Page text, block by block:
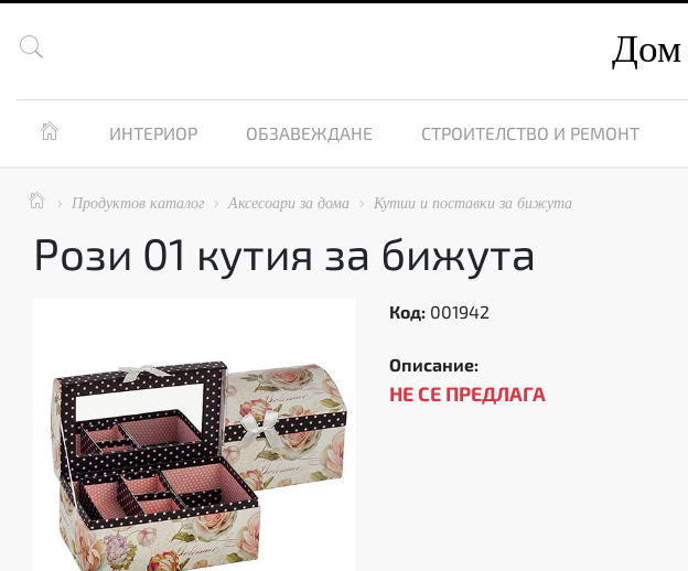
 Дом
 ИНТЕРИОР ОБЗАВЕЖДАНЕ СТРОИТЕЛСТВО И РЕМОНТ
  Продуктов каталог  Аксесоари за дома  Кутии и поставки за бижута
Рози 01 кутия за бижута
Код: 001942
Описание:
НЕ СЕ ПРЕДЛАГА